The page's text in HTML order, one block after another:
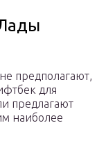
предполагают,
для
предлагают
наиболее